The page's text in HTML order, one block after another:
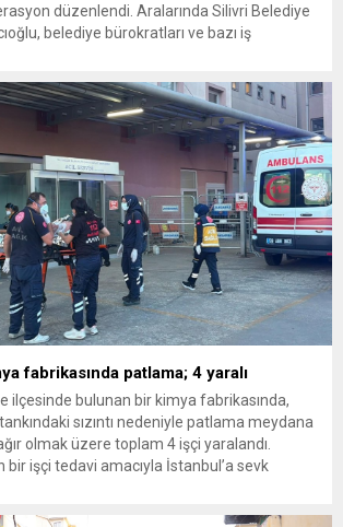
düzenlendi. Aralarında Silivri Belediye
belediye bürokratları ve bazı iş
çalışmaları devam ediyor. İstanbul’da...
fabrikasında patlama; 4 yaralı
ilçesinde bulunan bir kimya fabrikasında,
sızıntı nedeniyle patlama meydana
olmak üzere toplam 4 işçi yaralandı.
bir işçi tedavi amacıyla İstanbul’a sevk